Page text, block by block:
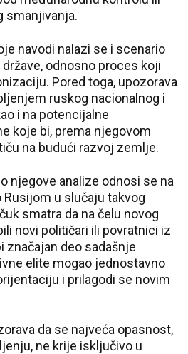
smanjivanja.
navodi nalazi se i scenario
odnosno proces koji
Pored toga, upozorava
ruskog nacionalnog i
i na potencijalne
koje bi, prema njegovom
na budući razvoj zemlje.
njegove analize odnosi se na
Rusijom u slučaju takvog
smatra da na čelu novog
novi političari ili povratnici iz
značajan deo sadašnje
elite mogao jednostavno
i prilagodi se novim
da se najveća opasnost,
ne krije isključivo u